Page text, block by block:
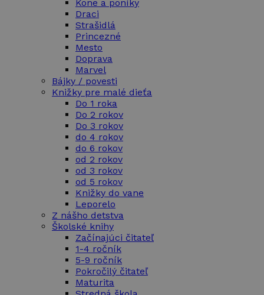
Kone a poníky
Draci
Strašidlá
Princezné
Mesto
Doprava
Marvel
Bájky / povesti
Knižky pre malé dieťa
Do 1 roka
Do 2 rokov
Do 3 rokov
do 4 rokov
do 6 rokov
od 2 rokov
od 3 rokov
od 5 rokov
Knižky do vane
Leporelo
Z nášho detstva
Školské knihy
Začínajúci čitateľ
1-4 ročník
5-9 ročník
Pokročilý čitateľ
Maturita